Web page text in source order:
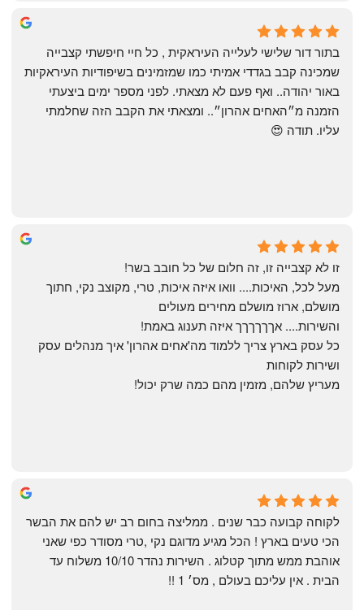
שי
4 months ago
Yonatan Menashe
6 months ago
עליו. תודה 😍
Shahaf Bendarker
6 months ago
זו לא קצבייה זו, זה חלום של כל חובב בשר!
מושלם, ארוז מושלם מחירים מעולים
והשירות.... אךךךךךך איזה תענוג באמת!
ושירות לקוחות
מעריץ שלהם, מזמין מהם כמה שרק יכול!
הבית . אין עליכם בעולם , מס׳ 1 !!